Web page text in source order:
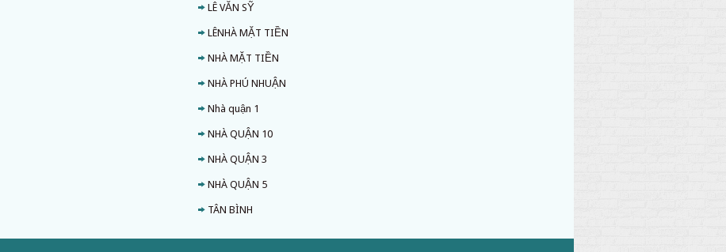
LÊ VĂN SỸ
LÊNHÀ MẶT TIỀN
NHÀ MẶT TIỀN
NHÀ PHÚ NHUẬN
Nhà quận 1
NHÀ QUẬN 10
NHÀ QUẬN 3
NHÀ QUẬN 5
TÂN BÌNH